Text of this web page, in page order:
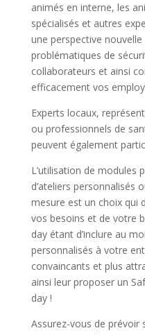
animés en interne, les
spécialisés et autres
une perspective
problématiques de
collaborateurs et ainsi
efficacement vos
Experts locaux,
ou professionnels de
peuvent également
L’utilisation de modules
d’ateliers personnalisés
mesure est un choix qui
vos besoins et de votre
day étant d’inclure au
personnalisés à votre
convaincants et plus
ainsi leur proposer un
day !
Assurez-vous de